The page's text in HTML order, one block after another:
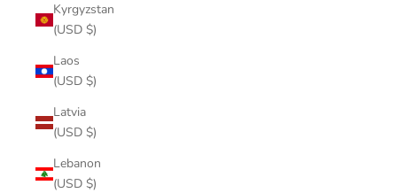
Kyrgyzstan
(USD $)
Laos
(USD $)
Latvia
(USD $)
Lebanon
(USD $)